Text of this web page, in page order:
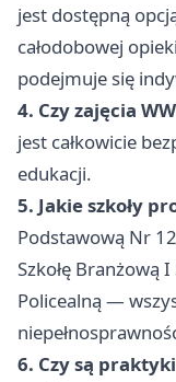
jest dostępną
całodobowej
podejmuje się
4. Czy zajęcia
jest całkowicie
edukacji.
5. Jakie szkoły
Podstawową Nr
Szkołę Branżową
Policealną —
6. Czy są